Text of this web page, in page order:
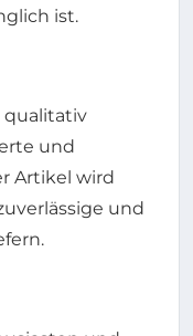
ist.
qualitativ
und
Artikel wird
und